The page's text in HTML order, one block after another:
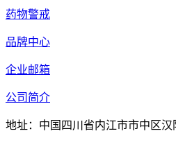
药物警戒
品牌中心
企业邮箱
公司简介
地址：中国四川省内江市市中区汉